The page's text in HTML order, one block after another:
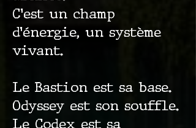
C’est un champ
d’énergie, un système
vivant.
Le Bastion est sa base.
Odyssey est son souffle.
Le Codex est sa